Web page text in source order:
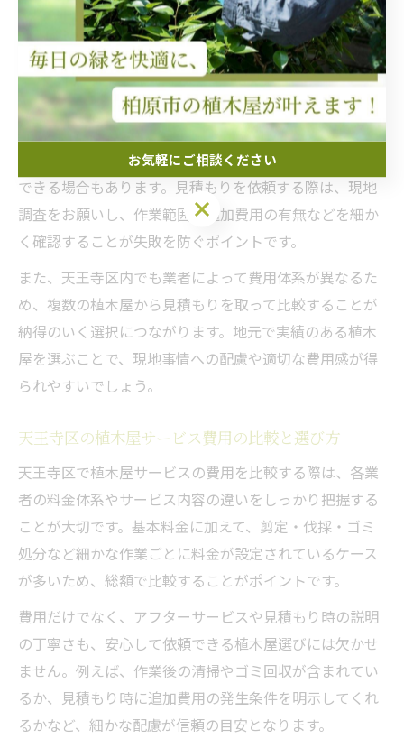
要です。なぜなら、これらの条件によって作業にかかる
手間や時間が大きく変わり、見積もり金額にも直結する
からです。
例えば、樹木が高木であればロープ作業や特殊な道具が
必要になることが多く、費用が上がる傾向があります。
反対に低木や本数が少ない場合は比較的低コストで対応
できる場合もあります。見積もりを依頼する際は、現地
調査をお願いし、作業範囲や追加費用の有無などを細か
く確認することが失敗を防ぐポイントです。
また、天王寺区内でも業者によって費用体系が異なるた
め、複数の植木屋から見積もりを取って比較することが
納得のいく選択につながります。地元で実績のある植木
屋を選ぶことで、現地事情への配慮や適切な費用感が得
られやすいでしょう。
天王寺区の植木屋サービス費用の比較と選び方
天王寺区で植木屋サービスの費用を比較する際は、各業
者の料金体系やサービス内容の違いをしっかり把握する
ことが大切です。基本料金に加えて、剪定・伐採・ゴミ
処分など細かな作業ごとに料金が設定されているケース
が多いため、総額で比較することがポイントです。
費用だけでなく、アフターサービスや見積もり時の説明
の丁寧さも、安心して依頼できる植木屋選びには欠かせ
ません。例えば、作業後の清掃やゴミ回収が含まれてい
るか、見積もり時に追加費用の発生条件を明示してくれ
るかなど、細かな配慮が信頼の目安となります。
お気軽にご相談ください
お気軽にご相談ください